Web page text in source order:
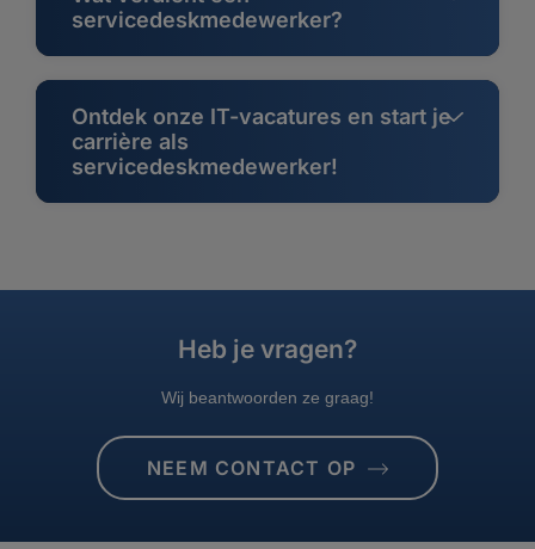
servicedeskmedewerker?
Ontdek onze IT-vacatures en start je
carrière als
servicedeskmedewerker!
Heb je vragen?
Wij beantwoorden ze graag!
NEEM CONTACT OP